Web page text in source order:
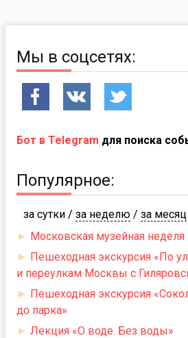
Мы в соцсетях:
Бот в Telegram для поиска
Популярное:
за сутки / за неделю / за месяц
► Московская музейная неделя
► Пешеходная экскурсия «По
и переулкам Москвы с
► Пешеходная экскурсия
до парка»
► Лекция «О воде. Без воды»